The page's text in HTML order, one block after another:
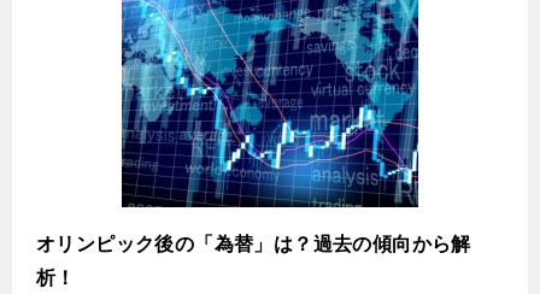
オリンピック後の「為替」は？過去の傾向から解
析！